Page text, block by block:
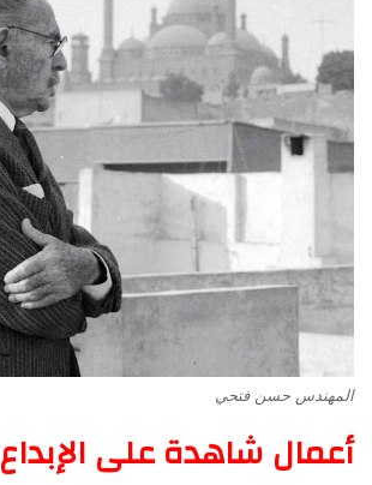
المهندس حسن فتحي
أعمال شاهدة على الإبداع